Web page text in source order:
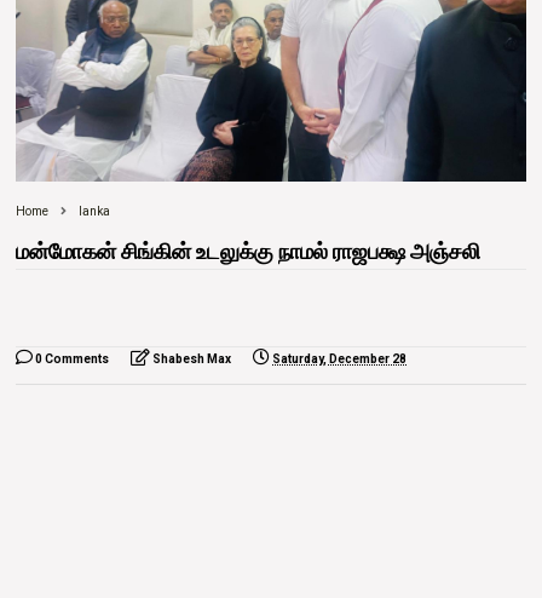
Home lanka
மன்மோகன் சிங்கின் உடலுக்கு நாமல் ராஜபக்ஷ அஞ்சலி
0 Comments Shabesh Max Saturday, December 28